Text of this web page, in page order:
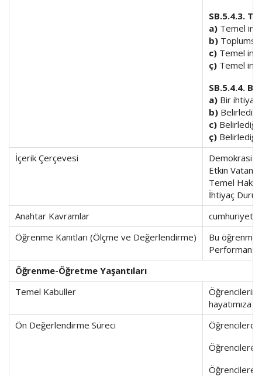
SB.5.4.3.
a) Temel
b)
c) Temel
ç) Temel
SB.5.4.4.
a) Bir ihtiyaç
b) Belirlediği
c) Belirlediği
ç) Belirlediği
İçerik Çerçevesi
Demokrasi
Etkin
Temel
İhtiyaç
Anahtar Kavramlar
cumhuriyet,
Öğrenme Kanıtları (Ölçme ve Değerlendirme)
Bu öğrenme
Performans
Öğrenme-Öğretme Yaşantıları
Temel Kabuller
Öğrencilerin
hayatımıza
Ön Değerlendirme Süreci
Öğrencilere
Öğrencilere,